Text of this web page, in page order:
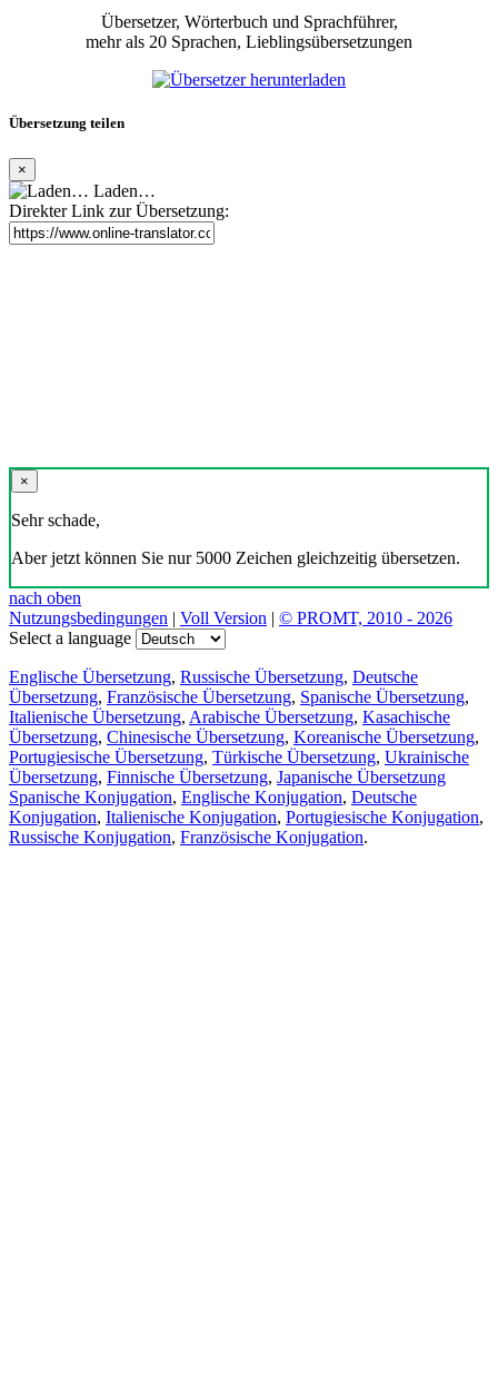
Übersetzer, Wörterbuch und Sprachführer,
mehr als 20 Sprachen, Lieblingsübersetzungen
Übersetzung teilen
×
Laden…
Direkter Link zur Übersetzung:
×
Sehr schade,
Aber jetzt können Sie nur 5000 Zeichen gleichzeitig übersetzen.
nach oben
Nutzungsbedingungen | Voll Version | © PROMT, 2010 - 2026
Select a language
Englische Übersetzung, Russische Übersetzung, Deutsche
Übersetzung, Französische Übersetzung, Spanische Übersetzung,
Italienische Übersetzung, Arabische Übersetzung, Kasachische
Übersetzung, Chinesische Übersetzung, Koreanische Übersetzung,
Portugiesische Übersetzung, Türkische Übersetzung, Ukrainische
Übersetzung, Finnische Übersetzung, Japanische Übersetzung
Spanische Konjugation, Englische Konjugation, Deutsche
Konjugation, Italienische Konjugation, Portugiesische Konjugation,
Russische Konjugation, Französische Konjugation.